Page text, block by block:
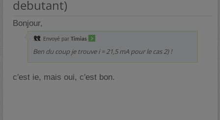
debutant)
Bonjour,
Envoyé par Timias
Ben du coup je trouve i = 21,5 mA pour le cas 2) !
c'est ie, mais oui, c'est bon.